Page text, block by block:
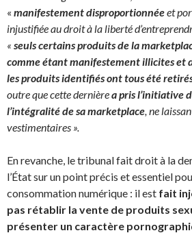
« manifestement disproportionnéeet
injustifiée au droit à la liberté
« seuls certains produits de la
comme étant manifestement illicites et
les produits identifiés ont tous été
outre que cette dernièrea pris l’initiative
l’intégralité de sa marketplace, ne
vestimentaires ».
En revanche, le tribunal fait droit à la
l’État sur un point précis et essentiel
consommation numérique : il est fait
pas rétablir la vente de produits
présenter un caractère